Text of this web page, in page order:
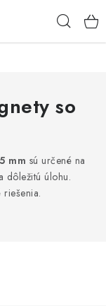
so
mm sú určené na
dôležitú úlohu.